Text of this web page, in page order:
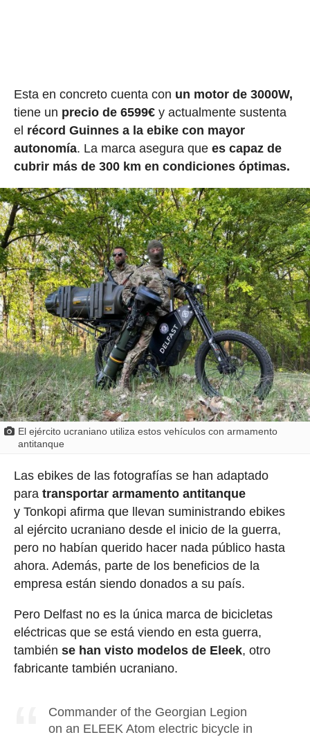
Esta en concreto cuenta con un motor de 3000W,
tiene un precio de 6599€y actualmente sustenta
el récord Guinnes a la ebike con mayor
autonomía. La marca asegura que es capaz de
cubrir más de 300 km en condiciones óptimas.
El ejército ucraniano utiliza estos vehículos con armamento
antitanque
Las ebikes de las fotografías se han adaptado
para transportar armamento antitanque
y Tonkopi afirma que llevan suministrando ebikes
al ejército ucraniano desde el inicio de la guerra,
pero no habían querido hacer nada público hasta
ahora. Además, parte de los beneficios de la
empresa están siendo donados a su país.
Pero Delfast no es la única marca de bicicletas
eléctricas que se está viendo en esta guerra,
también se han visto modelos de Eleek, otro
fabricante también ucraniano.
Commander of the Georgian Legion
on an ELEEK Atom electric bicycle in